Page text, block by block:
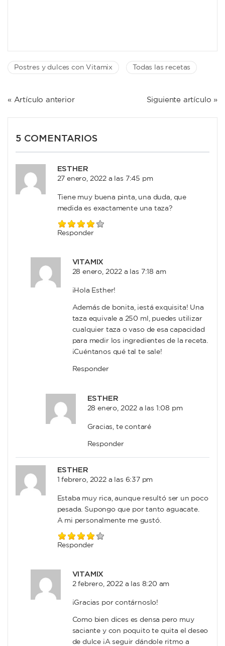
Postres y dulces con Vitamix Todas las recetas
NAVEGACIÓN
« Artículo anterior Siguiente artículo »
5 COMENTARIOS
ESTHER
27 enero, 2022 a las 7:45 pm
Tiene muy buena pinta, una duda, que
medida es exactamente una taza?
Responder
VITAMIX
28 enero, 2022 a las 7:18 am
¡Hola Esther!
Además de bonita, ¡está exquisita! Una
taza equivale a 250 ml, puedes utilizar
cualquier taza o vaso de esa capacidad
para medir los ingredientes de la receta.
¡Cuéntanos qué tal te sale!
Responder
ESTHER
28 enero, 2022 a las 1:08 pm
Gracias, te contaré
Responder
ESTHER
1 febrero, 2022 a las 6:37 pm
Estaba muy rica, aunque resultó ser un poco
pesada. Supongo que por tanto aguacate.
A mi personalmente me gustó.
Responder
VITAMIX
2 febrero, 2022 a las 8:20 am
¡Gracias por contárnoslo!
Como bien dices es densa pero muy
saciante y con poquito te quita el deseo
de dulce ¡A seguir dándole ritmo a